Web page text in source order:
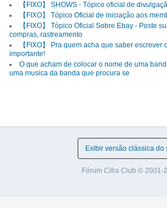
【FIXO】 SHOWS - Tópico oficial de
【FIXO】 Tópico Oficial de iniciação aos
【FIXO】 Tópico Oficial Sobre Ebay - Poste
compras, rastreamento
【FIXO】 Pra quem acha que saber escrever
importante!
O que acham de colocar o nome de uma
uma musica da banda que procura se
Exibir versão clássica do
Fórum Cifra Club © 2001-